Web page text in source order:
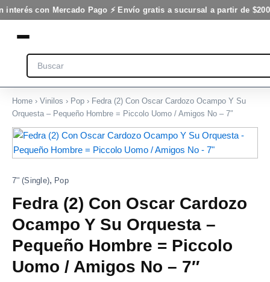
interés con Mercado Pago ⚡ Envío gratis a sucursal a partir de
Ir
al
contenido
Search
Home › Vinilos › Pop › Fedra (2) Con Oscar Cardozo Ocampo Y Su
Orquesta – Pequeño Hombre = Piccolo Uomo / Amigos No – 7″
7'' (Single), Pop
Fedra (2) Con Oscar Cardozo
Ocampo Y Su Orquesta –
Pequeño Hombre = Piccolo
Uomo / Amigos No – 7″
Fedra
(2)
Con
Cardozo
Y
Su
Orquesta
-
Pequeño
Hombre
Cardozo
Ocampo
Su
Orquesta
Pequeño
Hombre
=
Piccolo
/
Amigos
No
7"
cantidad